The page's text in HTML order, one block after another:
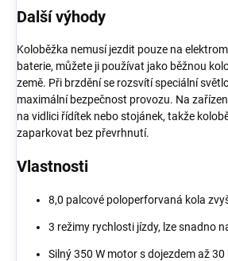
Další výhody
Koloběžka nemusí jezdit pouze na
baterie, můžete ji používat jako běžnou
země. Při brzdění se rozsvítí speciální
maximální bezpečnost provozu. Na
na vidlici řídítek nebo stojánek, takže
zaparkovat bez převrhnutí.
Vlastnosti
8,0 palcové poloperforvaná kola
3 režimy rychlosti jízdy, lze snadno
Silný 350 W motor s dojezdem až 30